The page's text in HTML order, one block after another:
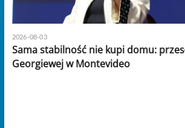
2026-08-03
Sama stabilność nie kupi domu:
Georgiewej w Montevideo